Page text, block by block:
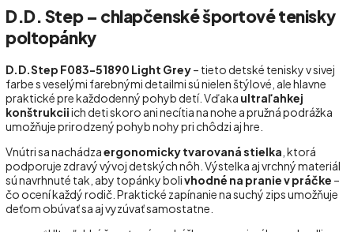
D.D. Step – chlapčenské športové tenisky
poltopánky
D.D.Step F083-51890 Light Grey– tieto detské tenisky v sivej
farbe s veselými farebnými detailmi sú nielen štýlové, ale hlavne
praktické pre každodenný pohyb detí. Vďaka ultraľahkej
konštrukciiich deti skoro ani necítia na nohe a pružná podrážka
umožňuje prirodzený pohyb nohy pri chôdzi aj hre.
Vnútri sa nachádzaergonomicky tvarovaná stielka , ktorá
podporuje zdravý vývoj detských nôh. Výstelka aj vrchný materiál
sú navrhnuté tak, aby topánky bolivhodné na pranie v práčke –
čo ocení každý rodič. Praktické zapínanie na suchý zips umožňuje
deťom obúvať sa aj vyzúvať samostatne.